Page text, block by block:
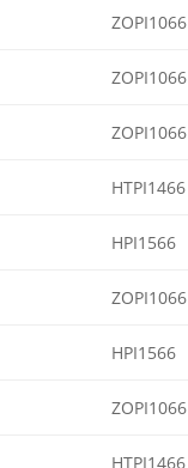
ZOPI1066
ZOPI1066
ZOPI1066
HTPI1466
HPI1566
ZOPI1066
HPI1566
ZOPI1066
HTPI1466